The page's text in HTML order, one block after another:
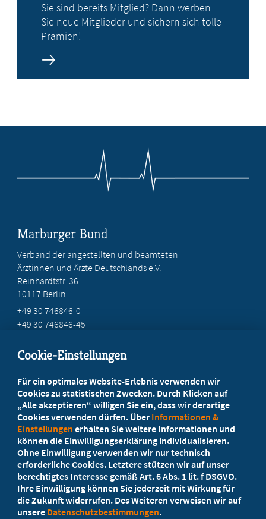
Sie sind bereits Mitglied? Dann werben
Sie neue Mitglieder und sichern sich tolle
Prämien!
Marburger Bund
Verband der angestellten und beamteten
Ärztinnen und Ärzte Deutschlands e.V.
Reinhardtstr. 36
10117 Berlin
+49 30 746846-0
+49 30 746846-45
Ihr Landesverband berät Sie!
Ansprechpartner
Werden Sie jetzt Mitglied!
5 Vorteile einer Mitgliedschaft
Cookie-Einstellungen
Für ein optimales Website-Erlebnis verwenden wir
Cookies zu statistischen Zwecken. Durch Klicken auf
„Alle akzeptieren“ willigen Sie ein, dass wir derartige
Cookies verwenden dürfen. Über Informationen &
Einstellungen erhalten Sie weitere Informationen und
können die Einwilligungserklärung individualisieren.
Ohne Einwilligung verwenden wir nur technisch
erforderliche Cookies. Letztere stützen wir auf unser
berechtigtes Interesse gemäß Art. 6 Abs. 1 lit. f DSGVO.
Ihre Einwilligung können Sie jederzeit mit Wirkung für
die Zukunft widerrufen. Des Weiteren verweisen wir auf
unsere Datenschutzbestimmungen.